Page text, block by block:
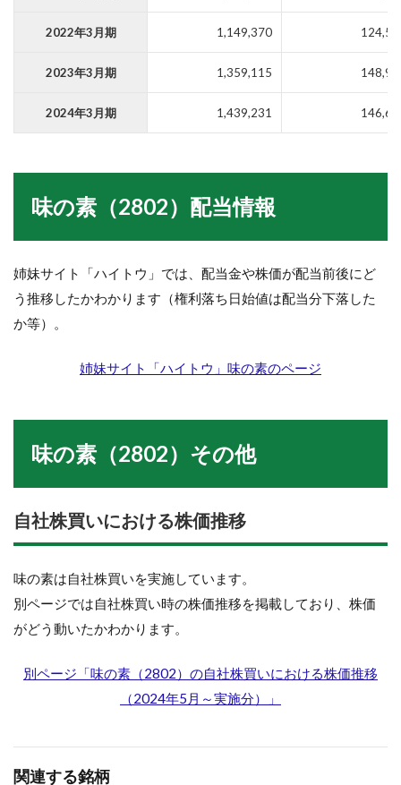
2022年3月期 1,149,370
2023年3月期 1,359,115
2024年3月期 1,439,231
味の素（2802）配当情報
姉妹サイト「ハイトウ」では、配当金や株価が配当前後にど
う推移したかわかります（権利落ち日始値は配当分下落した
か等）。
姉妹サイト「ハイトウ」味の素のページ
味の素（2802）その他
自社株買いにおける株価推移
味の素は自社株買いを実施しています。
別ページでは自社株買い時の株価推移を掲載しており、株価
がどう動いたかわかります。
別ページ「味の素（2802）の自社株買いにおける株価推移
（2024年5月～実施分）」
関連する銘柄